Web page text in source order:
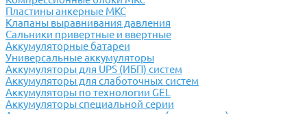
Пластины анкерные МКС
Клапаны выравнивания давления
Сальники привертные и ввертные
Аккумуляторные батареи
Универсальные аккумуляторы
Аккумуляторы для UPS (ИБП) систем
Аккумуляторы для слаботочных систем
Аккумуляторы по технологии GEL
Аккумуляторы специальной серии